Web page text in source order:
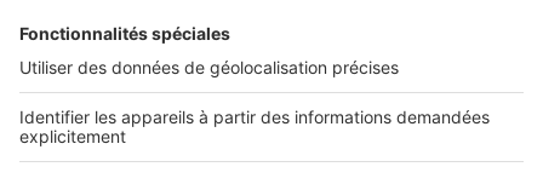
Tous nos services pro
Accès client
À DÉCOUVRIR